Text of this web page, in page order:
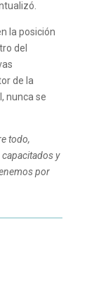
la posición
del
de la
nunca se
todo,
y
por